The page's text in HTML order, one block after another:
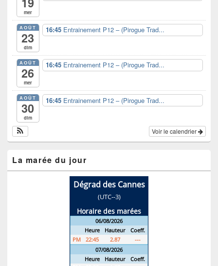
mer
AOÛT
23
dim
16:45 Entrainement P12 – (Pirogue Trad...
AOÛT
26
mer
16:45 Entrainement P12 – (Pirogue Trad...
AOÛT
30
dim
16:45 Entrainement P12 – (Pirogue Trad...
Voir le calendrier
La marée du jour